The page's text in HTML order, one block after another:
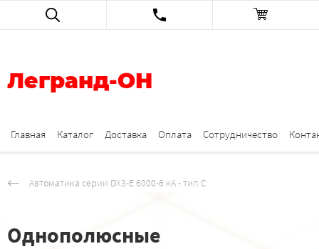
Легранд-ОН
Главная Каталог Доставка Оплата Сотрудничество
Автоматика серии DX3-E 6000-6 кА - тип C
Однополюсные